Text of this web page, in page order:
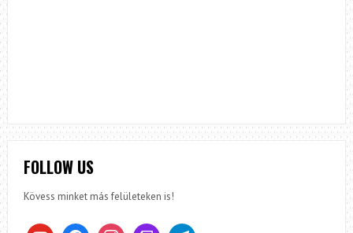
FOLLOW US
Kövess minket más felületeken is!